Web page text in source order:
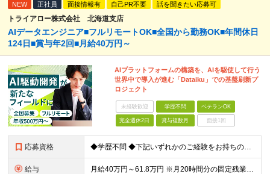
NEW 正社員 面接情報有 自己PR不要 話を聞きたい応募可
トライアロー株式会社 北海道支店
AIデータエンジニア■フルリモートOK■全国から勤務OK■年間休日
124日■賞与年2回■月給40万円～
AIプラットフォームの構築を、AIを駆使して行う
世界中で導入が進む「Dataiku」での基盤刷新プ
ロジェクト
未経験歓迎 学歴不問 ベテランOK
完全週休2日 賞与複数月 面接1回
応募資格 ◆学歴不問 ◆下記いずれかのご経験をお持ちの方 ・Webアプリケーション開発の実務経験（目安：7年以上） ・要件定義・基本設計など、上流工程の経験（目安：3年以上） ・Pythonでの開発経験（目安：
給与 月給40万円～61.8万円 ※月20時間分の固定残業代（58,000円～）を含む。超過時間分を別途支給 ※年齢、経験、スキル、前職給与などを考慮のうえ、決定いたします。 ※試用期間6ヶ月あり。期間中